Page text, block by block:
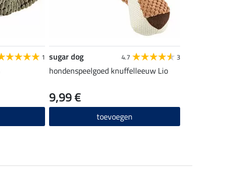
1 sugar dog 4.7 3
hondenspeelgoed knuffelleeuw Lio
9,99 €
toevoegen